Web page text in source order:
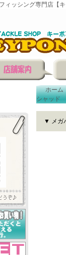
ィッシング専門店【
ホーム
シャッド
▼ メガ